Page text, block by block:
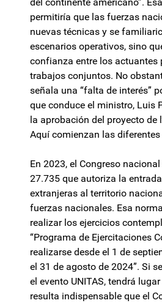
permitiría que las fuerzas
nuevas técnicas y se
escenarios operativos, sino
confianza entre los actuantes
trabajos conjuntos. No
señala una “falta de interés”
que conduce el ministro, Luis
la aprobación del proyecto de
Aquí comienzan las diferentes
En 2023, el Congreso
27.735 que autoriza la
extranjeras al territorio
fuerzas nacionales. Esa
realizar los ejercicios
“Programa de Ejercitaciones
realizarse desde el 1 de
el 31 de agosto de 2024”. Si
el evento UNITAS, tendrá
resulta indispensable que el